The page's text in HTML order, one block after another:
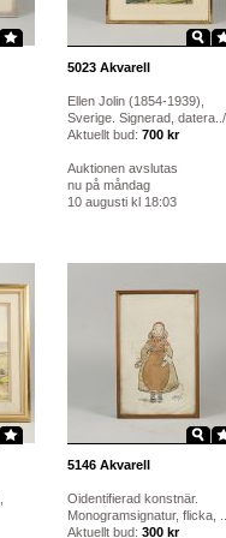
5023Akvarell
Ellen Jolin (1854-1939),
Sverige. Signerad,
Aktuellt bud: 700 kr
Auktionen avslutas
nu på måndag
10 augusti kl 18:03
5146Akvarell
Oidentifierad konstnär.
Monogramsignatur, flicka,
Aktuellt bud: 300 kr